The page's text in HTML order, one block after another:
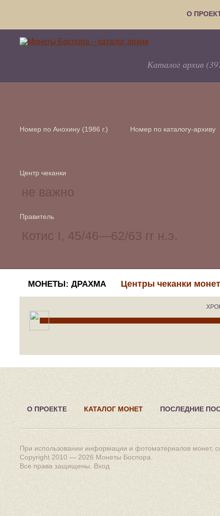
О
Каталог архив
Номер по Анохину (1986 г.) Номер по каталогу-архиву
Центр чеканки
Правитель
МОНЕТЫ: ДРАХМА Центры чеканки монет
О ПРОЕКТЕ КАТАЛОГ МОНЕТ ПОСЛЕДНИЕ
При использовании информации и фотоматериалов монет,
Copyright 2010 — 2026 Монеты Боспора
Все права защищены. Вход